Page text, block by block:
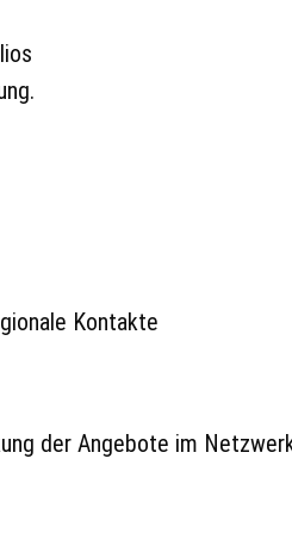
Kontakte
der Angebote im